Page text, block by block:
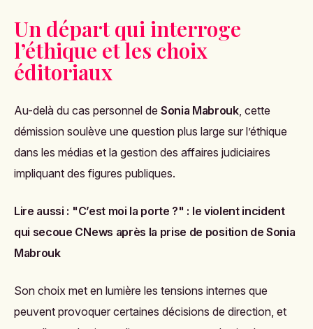
Un départ qui interroge
l’éthique et les choix
éditoriaux
Au-delà du cas personnel de Sonia Mabrouk, cette
démission soulève une question plus large sur l’éthique
dans les médias et la gestion des affaires judiciaires
impliquant des figures publiques.
Lire aussi : "C’est moi la porte ?" : le violent incident
qui secoue CNews après la prise de position de Sonia
Mabrouk
Son choix met en lumière les tensions internes que
peuvent provoquer certaines décisions de direction, et